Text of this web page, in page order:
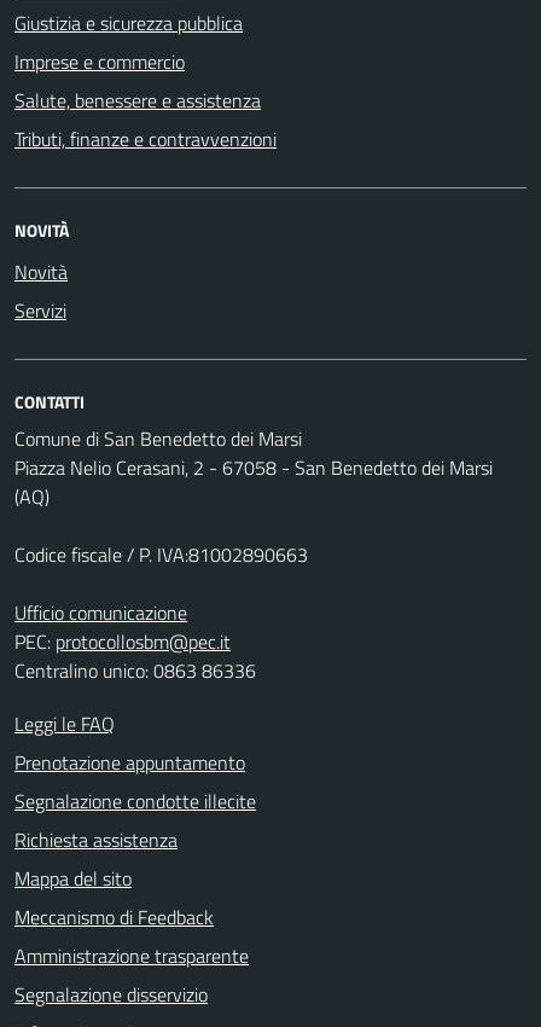
Giustizia e sicurezza pubblica
Imprese e commercio
Salute, benessere e assistenza
Tributi, finanze e contravvenzioni
NOVITÀ
Novità
Servizi
CONTATTI
Comune di San Benedetto dei Marsi
Piazza Nelio Cerasani, 2 - 67058 - San Benedetto dei Marsi
(AQ)
Codice fiscale / P. IVA:81002890663
Ufficio comunicazione
PEC: protocollosbm@pec.it
Centralino unico: 0863 86336
Leggi le FAQ
Prenotazione appuntamento
Segnalazione condotte illecite
Richiesta assistenza
Mappa del sito
Meccanismo di Feedback
Amministrazione trasparente
Segnalazione disservizio